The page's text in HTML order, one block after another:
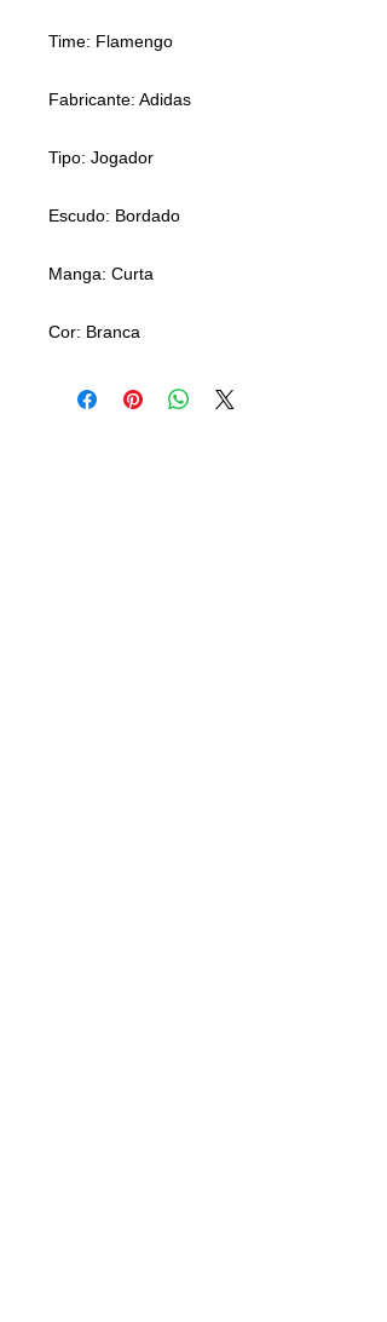
Time: Flamengo
Fabricante: Adidas
Tipo: Jogador
Escudo: Bordado
Manga: Curta
Cor: Branca